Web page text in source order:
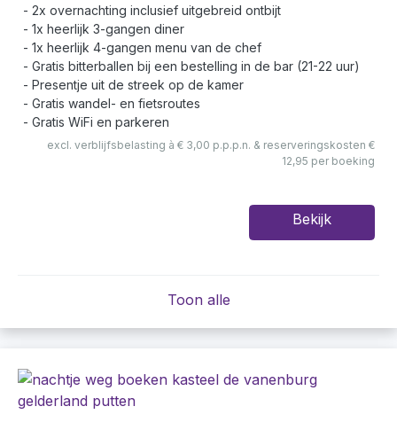
2x overnachting inclusief uitgebreid ontbijt
1x heerlijk 3-gangen diner
1x heerlijk 4-gangen menu van de chef
Gratis bitterballen bij een bestelling in de bar (21-22 uur)
Presentje uit de streek op de kamer
Gratis wandel- en fietsroutes
Gratis WiFi en parkeren
excl. verblijfsbelasting à € 3,00 p.p.p.n. & reserveringskosten €
12,95 per boeking
Bekijk
Toon alle